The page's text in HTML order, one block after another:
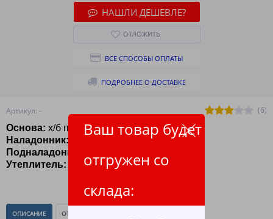
Ваш товар будет
отгружен со
склада:
Артикул: -
(6)
Основа: х/б плотность 220
Наладонник:
Подналадонник:
Утеплитель: Ватин
НАШЛИ ДЕШЕВЛЕ?
ОТЛОЖИТЬ
ВСЕ СПОСОБЫ ОПЛАТЫ
ПОДРОБНЕЕ О ДОСТАВКЕ
ОПИСАНИЕ ОТЗЫВЫ